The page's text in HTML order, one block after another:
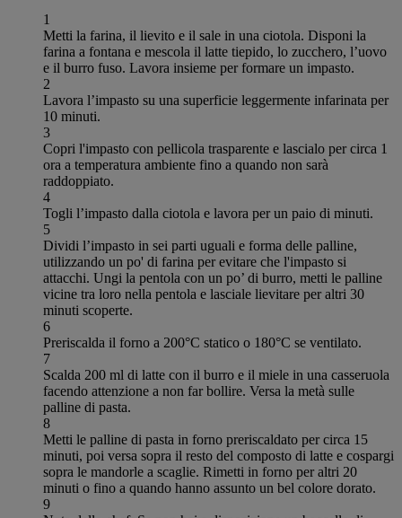
1
Metti la farina, il lievito e il sale in una ciotola. Disponi la
farina a fontana e mescola il latte tiepido, lo zucchero, l’uovo
e il burro fuso. Lavora insieme per formare un impasto.
2
Lavora l’impasto su una superficie leggermente infarinata per
10 minuti.
3
Copri l'impasto con pellicola trasparente e lascialo per circa 1
ora a temperatura ambiente fino a quando non sarà
raddoppiato.
4
Togli l’impasto dalla ciotola e lavora per un paio di minuti.
5
Dividi l’impasto in sei parti uguali e forma delle palline,
utilizzando un po' di farina per evitare che l'impasto si
attacchi. Ungi la pentola con un po’ di burro, metti le palline
vicine tra loro nella pentola e lasciale lievitare per altri 30
minuti scoperte.
6
Preriscalda il forno a 200°C statico o 180°C se ventilato.
7
Scalda 200 ml di latte con il burro e il miele in una casseruola
facendo attenzione a non far bollire. Versa la metà sulle
palline di pasta.
8
Metti le palline di pasta in forno preriscaldato per circa 15
minuti, poi versa sopra il resto del composto di latte e cospargi
sopra le mandorle a scaglie. Rimetti in forno per altri 20
minuti o fino a quando hanno assunto un bel colore dorato.
9